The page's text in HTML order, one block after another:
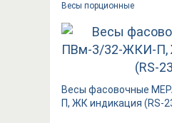
Весы порционные
Весы фасовочные
П, ЖК индикация (RS-